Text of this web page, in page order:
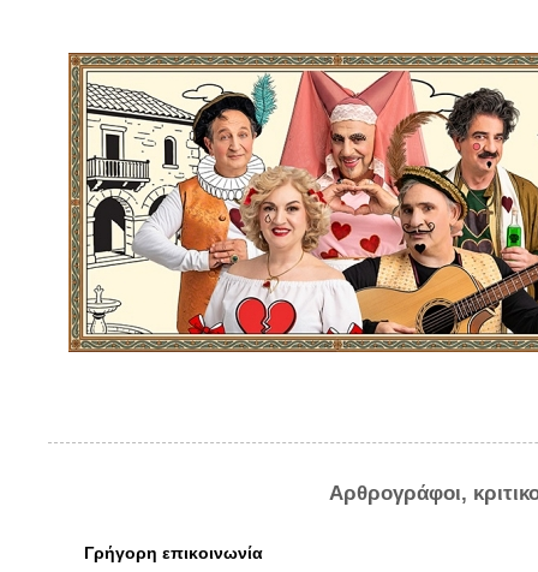
Αρθρογράφοι,
Γρήγορη επικοινωνία